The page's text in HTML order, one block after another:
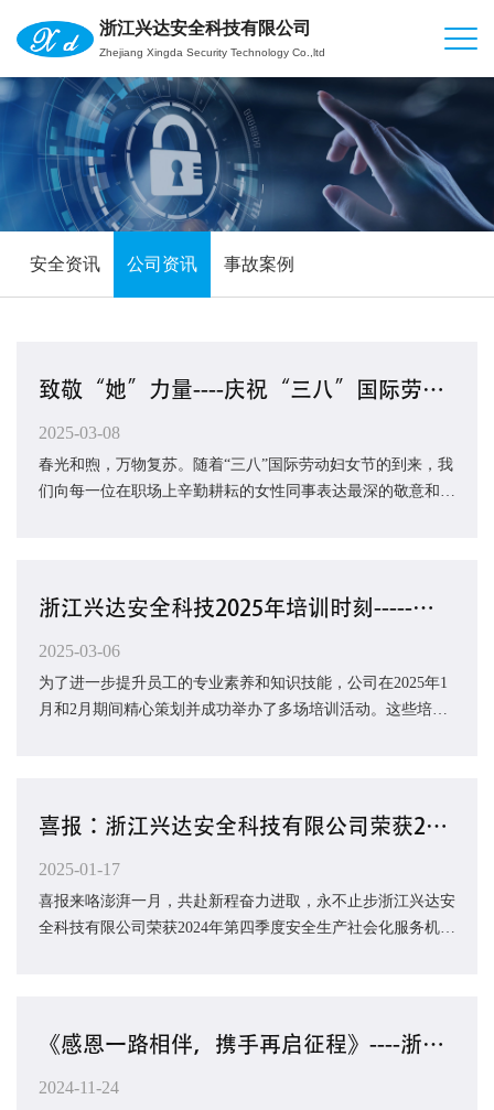
浙江兴达安全科技有限公司
Zhejiang Xingda Security Technology Co.,ltd
安全资讯 公司资讯 事故案例
致敬“她”力量----庆祝“三八”国际劳动妇女节
2025-03-08
春光和煦，万物复苏。随着“三八”国际劳动妇女节的到来，我
们向每一位在职场上辛勤耕耘的女性同事表达最深的敬意和祝
浙江兴达安全科技2025年培训时刻-----（1月、2月）成长足迹
2025-03-06
为了进一步提升员工的专业素养和知识技能，公司在2025年1
月和2月期间精心策划并成功举办了多场培训活动。这些培训
喜报：浙江兴达安全科技有限公司荣获2024年第四季度安全生产社会化服务机构信用等级A级
2025-01-17
喜报来咯澎湃一月，共赴新程奋力进取，永不止步浙江兴达安
全科技有限公司荣获2024年第四季度安全生产社会化服务机构
《感恩一路相伴，携手再启征程》----浙江兴达安全科技有限公司二十周年庆典圆满落幕
2024-11-24